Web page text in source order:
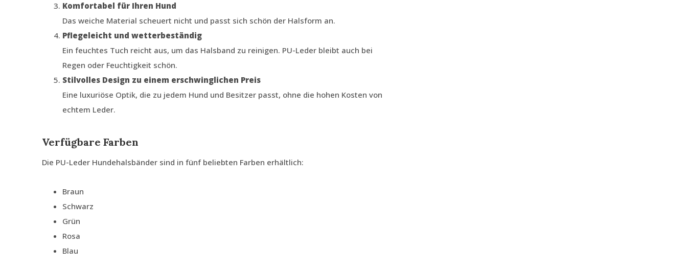
Komfortabel für Ihren Hund
Das weiche Material scheuert nicht und passt sich schön der Halsform an.
Pflegeleicht und wetterbeständig
Ein feuchtes Tuch reicht aus, um das Halsband zu reinigen. PU-Leder bleibt auch bei
Regen oder Feuchtigkeit schön.
Stilvolles Design zu einem erschwinglichen Preis
Eine luxuriöse Optik, die zu jedem Hund und Besitzer passt, ohne die hohen Kosten von
echtem Leder.
Verfügbare Farben
Die PU-Leder Hundehalsbänder sind in fünf beliebten Farben erhältlich:
Braun
Schwarz
Grün
Rosa
Blau